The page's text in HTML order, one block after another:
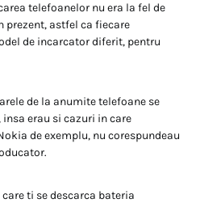
telefoanelor nu era la fel de
prezent, astfel ca fiecare
de incarcator diferit, pentru
de la anumite telefoane se
erau si cazuri in care
de exemplu, nu corespundeau
ti se descarca bateria